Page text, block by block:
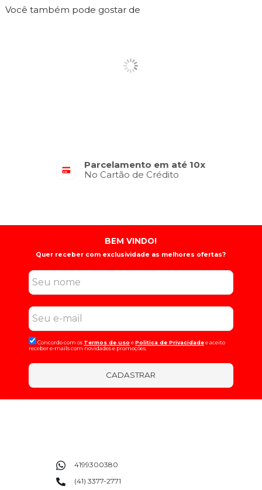
Você também pode gostar de
Parcelamento em até 10x
No Cartão de Crédito
BEM VINDO!
Quer receber com exclusividade as melhores ofertas?
Concordo com os Termos de uso ePolitica de Privacidadee aceito
receber e-mails com novidades e promoções.
CADASTRAR
4199300380
(41) 3377-2771